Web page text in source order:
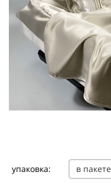
упаковка: в пакете